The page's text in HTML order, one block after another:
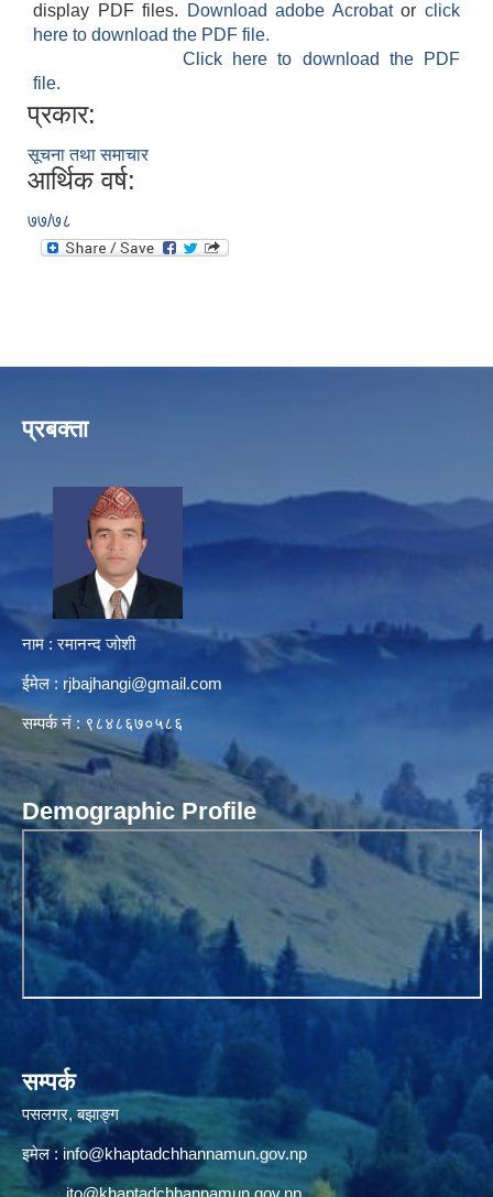
display PDF files.
Download adobe Acrobatorclick
here to download the PDF file.
Click here to download the PDF
file.
प्रकार:
सूचना तथा समाचार
आर्थिक वर्ष:
७७/७८
प्रबक्ता
नाम : रमानन्द जोशी
ईमेल : rjbajhangi@gmail.com
सम्पर्क नं : ९८४८६७०५८६
Demographic Profile
सम्पर्क
पसलगर, बझाङ्ग
इमेल : info@khaptadchhannamun.gov.np